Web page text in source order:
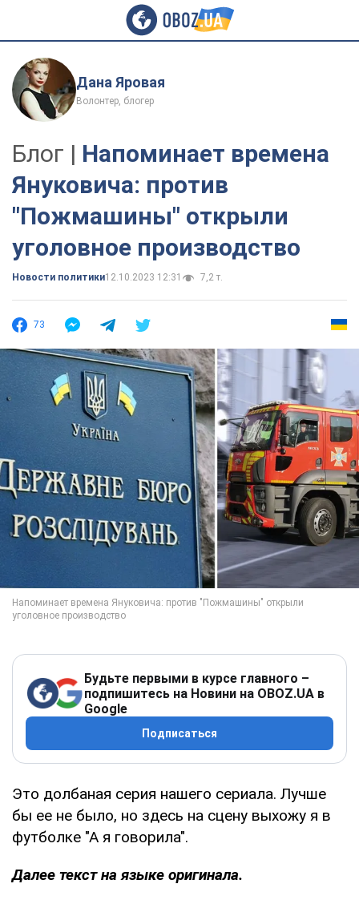
Дана Яровая
Волонтер, блогер
Блог | Напоминает времена
Януковича: против
"Пожмашины" открыли
уголовное производство
Новости политики12.10.2023 12:31 7,2 т.
73
Будьте первыми в курсе главного –
подпишитесь на Новини на OBOZ.UA в
Google
Подписаться
Это долбаная серия нашего сериала. Лучше
бы ее не было, но здесь на сцену выхожу я в
футболке "А я говорила".
Далее текст на языке оригинала.